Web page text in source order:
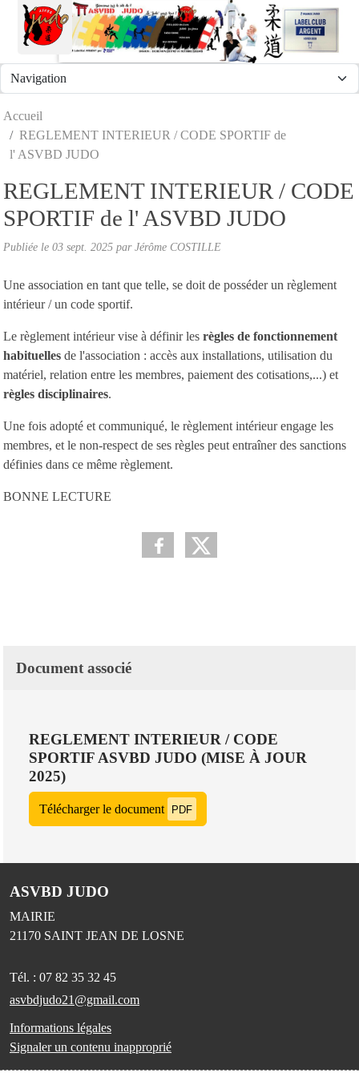
Accueil
REGLEMENT INTERIEUR / CODE SPORTIF de
l' ASVBD JUDO
REGLEMENT INTERIEUR / CODE
SPORTIF de l' ASVBD JUDO
Publiée le 03 sept. 2025 parJérôme COSTILLE
Une association en tant que telle, se doit de posséder un règlement
intérieur / un code sportif.
Le règlement intérieur vise à définir les règles de fonctionnement
habituelles de l'association : accès aux installations, utilisation du
matériel, relation entre les membres, paiement des cotisations,...) et
règles disciplinaires.
Une fois adopté et communiqué, le règlement intérieur engage les
membres, et le non-respect de ses règles peut entraîner des sanctions
définies dans ce même règlement.
BONNE LECTURE
Document associé
REGLEMENT INTERIEUR / CODE
SPORTIF ASVBD JUDO (MISE À JOUR
2025)
Télécharger le document PDF
ASVBD JUDO
MAIRIE
21170 SAINT JEAN DE LOSNE
Tél. : 07 82 35 32 45
asvbdjudo21@gmail.com
Informations légales
Signaler un contenu inapproprié
Panneau de gestion des cookies